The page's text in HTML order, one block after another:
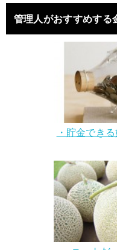
管理人がおすすめする
・貯金でき